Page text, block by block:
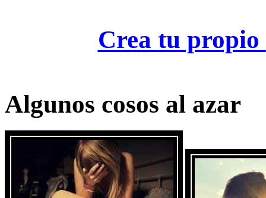
Crea tu propio
Algunos cosos al azar